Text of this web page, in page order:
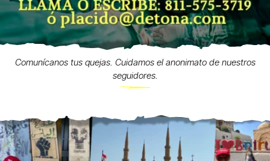
Comunícanos tus quejas. Cuidamos el anonimato de nuestros
seguidores.